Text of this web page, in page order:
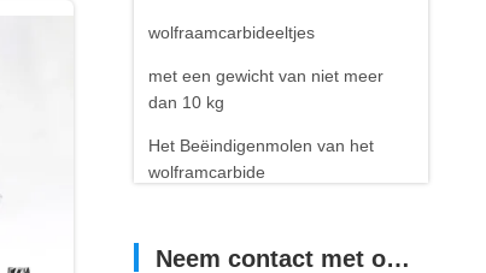
wolfraamcarbideeltjes
met een gewicht van niet meer
dan 10 kg
Het Beëindigenmolen van het
wolframcarbide
Neem contact met ons op